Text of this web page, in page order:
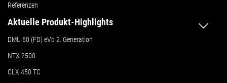
Referenzen
Aktuelle Produkt-Highlights
DMU 60 (FD) eVo 2. Generation
NTX 2500
CLX 450 TC